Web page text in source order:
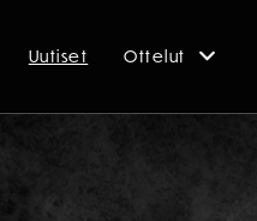
Uutiset Ottelut